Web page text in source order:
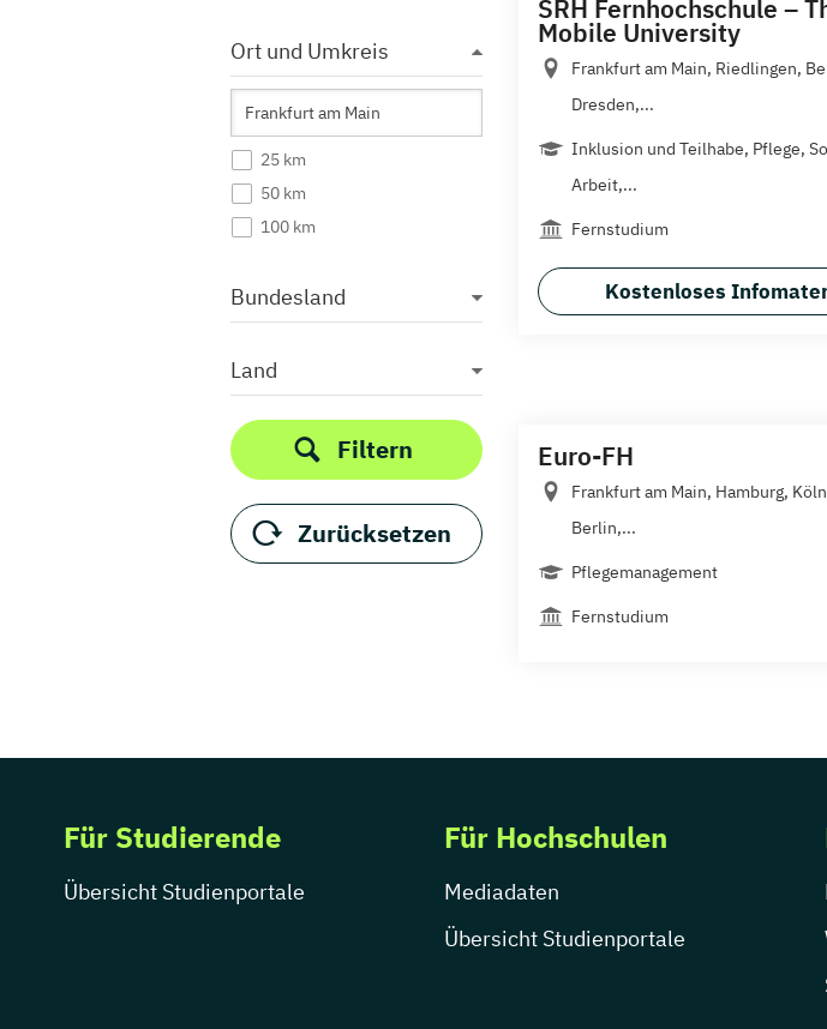
Ort und Umkreis
25 km
50 km
100 km
Bundesland
Land
Filtern
Zurücksetzen
SRH Fernhochschule –
Mobile University
Frankfurt am Main, Riedlingen,
Dresden,...
Inklusion und Teilhabe, Pflege,
Arbeit,...
Fernstudium
Kostenloses
Euro-FH
Frankfurt am Main, Hamburg,
Berlin,...
Pflegemanagement
Fernstudium
Für Studierende
Übersicht Studienportale
Für Hochschulen
Mediadaten
Übersicht Studienportale